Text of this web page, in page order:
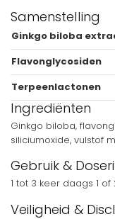
Samenstelling
Ginkgo biloba
Flavonglycosiden
Terpeenlactonen
Ingrediënten
Ginkgo biloba,
siliciumoxide, vulstof
Gebruik &
1 tot 3 keer daags 1
Veiligheid &